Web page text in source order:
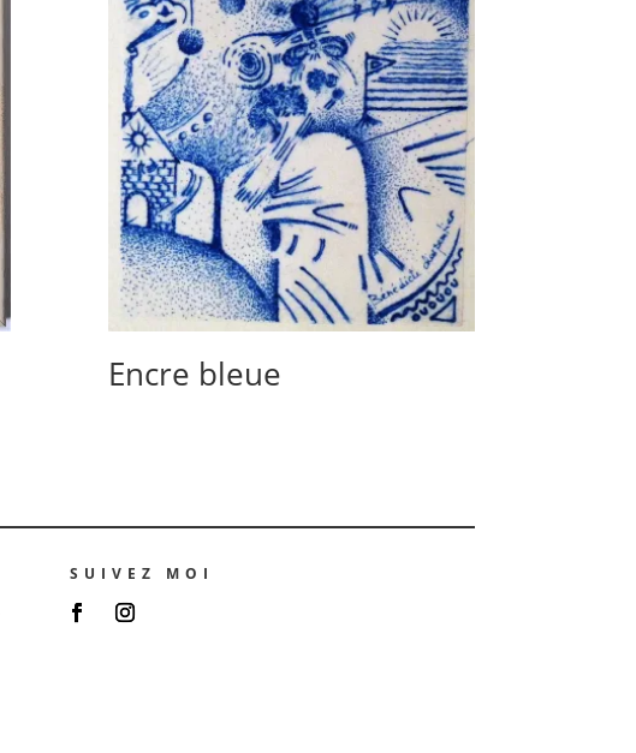
Encre bleue
SUIVEZ MOI